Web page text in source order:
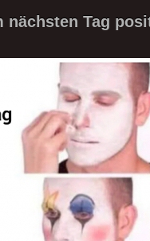
nächsten Tag